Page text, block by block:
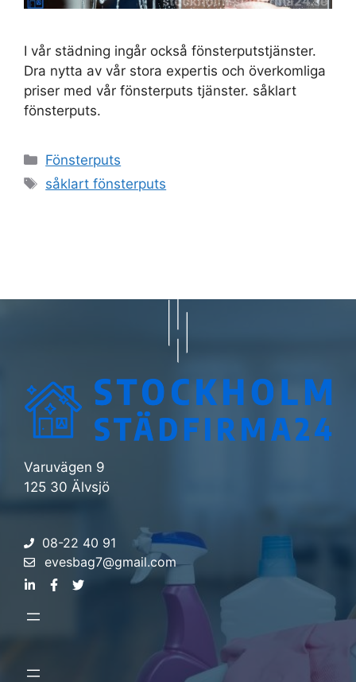
I vår städning ingår också fönsterputstjänster.
Dra nytta av vår stora expertis och överkomliga
priser med vår fönsterputs tjänster. såklart
fönsterputs.
Kategorier
Fönsterputs
Etiketter
såklart fönsterputs
Varuvägen 9
125 30 Älvsjö
08-22 40 91
evesbag7@gmail.com